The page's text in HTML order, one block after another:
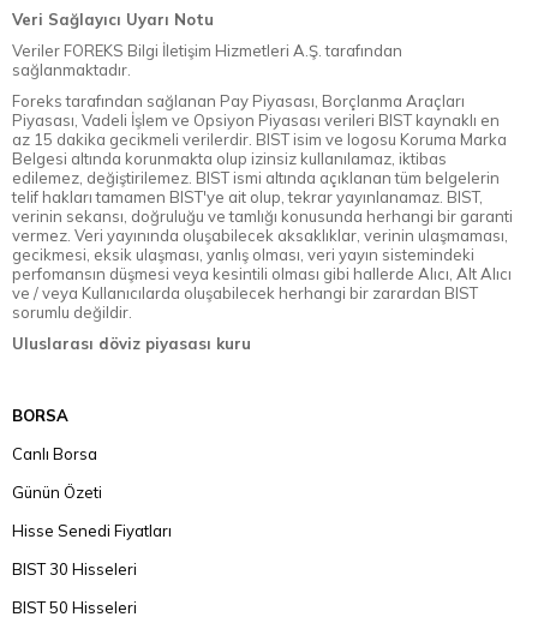
Veri Sağlayıcı Uyarı Notu
Veriler FOREKS Bilgi İletişim Hizmetleri A.Ş. tarafından
sağlanmaktadır.
Foreks tarafından sağlanan Pay Piyasası, Borçlanma Araçları
Piyasası, Vadeli İşlem ve Opsiyon Piyasası verileri BIST kaynaklı en
az 15 dakika gecikmeli verilerdir. BIST isim ve logosu Koruma Marka
Belgesi altında korunmakta olup izinsiz kullanılamaz, iktibas
edilemez, değiştirilemez. BIST ismi altında açıklanan tüm belgelerin
telif hakları tamamen BIST'ye ait olup, tekrar yayınlanamaz. BIST,
verinin sekansı, doğruluğu ve tamlığı konusunda herhangi bir garanti
vermez. Veri yayınında oluşabilecek aksaklıklar, verinin ulaşmaması,
gecikmesi, eksik ulaşması, yanlış olması, veri yayın sistemindeki
perfomansın düşmesi veya kesintili olması gibi hallerde Alıcı, Alt Alıcı
ve / veya Kullanıcılarda oluşabilecek herhangi bir zarardan BIST
sorumlu değildir.
Uluslarası döviz piyasası kuru
BORSA
Canlı Borsa
Günün Özeti
Hisse Senedi Fiyatları
BIST 30 Hisseleri
BIST 50 Hisseleri